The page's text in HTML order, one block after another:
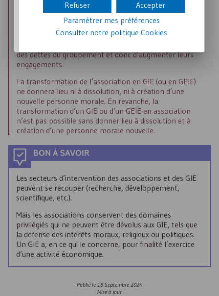
La décision de transformer l’association enGIE
) doit, à notre sens et pour plus de sécurité, être
adoptée à l’unanimité des membres de l’association
dans la mesure où elle a pour effet de les rendre
des dettes du groupement et donc d’augmenter leurs
engagements.
La transformation de l’association en GIE (ou en GEIE)
ne donnera lieu ni à dissolution, ni à création d’une
nouvelle personne morale. En revanche, la
transformation d’un GIE ou d’un GEIE en association
n’est pas possible sans donner lieu à dissolution et à
création d’une personne morale nouvelle.
BON À SAVOIR
Les secteurs d’intervention des associations et des GIE
peuvent se recouper (recherche, développement,
scientifique, etc.).
Mais les associations conservent des domaines
privilégiés qui ne peuvent être dévolus aux GIE, tels que
la défense des intérêts moraux, religieux ou politiques.
Un GIE a, en ce qui le concerne, pour finalité l’exercice
d’une activité économique.
Publié le 18 Septembre 2024
Mise à jour
Accepter
Refuser
Paramétrer mes préférences
Consulter notre politiqueCookies